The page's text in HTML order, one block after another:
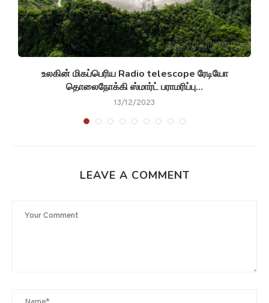
உலகின் மிகப்பெரிய Radio telescope ரேடியோ
தொலைநோக்கி ஸ்மார்ட் பராமரிப்பு...
13/12/2023
LEAVE A COMMENT